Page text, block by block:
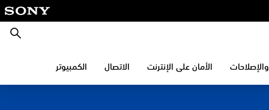
بحث
الأمان على الإنترنت الاتصال الكمبيوتر